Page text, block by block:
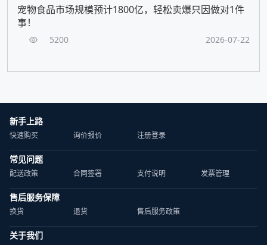
宠物食品市场规模预计1800亿，轻松卖爆只因做对1件
事！
5200 2026-07-22
新手上路
快速购买 询价报价 注册登录
常见问题
配送政策 合同签署 支付说明 发票管理
售后服务保障
换货 退货 售后服务政策
关于我们